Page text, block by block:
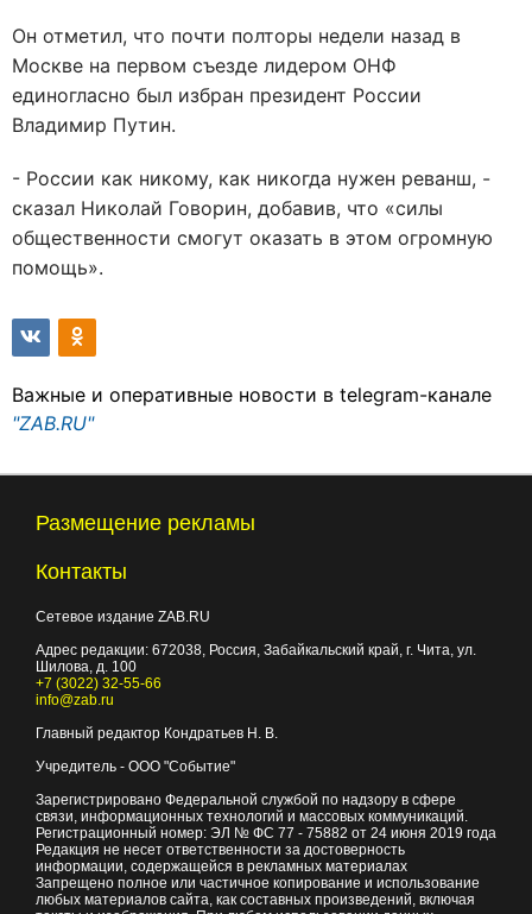
Он отметил, что почти полторы недели назад в
Москве на первом съезде лидером ОНФ
единогласно был избран президент России
Владимир Путин.
- России как никому, как никогда нужен реванш, -
сказал Николай Говорин, добавив, что «силы
общественности смогут оказать в этом огромную
помощь».
Важные и оперативные новости в telegram-канале
"ZAB.RU"
Размещение рекламы
Контакты
Сетевое издание ZAB.RU
Адрес редакции: 672038, Россия, Забайкальский край, г. Чита, ул.
Шилова, д. 100
+7 (3022) 32-55-66
info@zab.ru
Главный редактор Кондратьев Н. В.
Учредитель - ООО "Событие"
Зарегистрировано Федеральной службой по надзору в сфере
связи, информационных технологий и массовых коммуникаций.
Регистрационный номер: ЭЛ № ФС 77 - 75882 от 24 июня 2019 года
Редакция не несет ответственности за достоверность
информации, содержащейся в рекламных материалах
Запрещено полное или частичное копирование и использование
любых материалов сайта, как составных произведений, включая